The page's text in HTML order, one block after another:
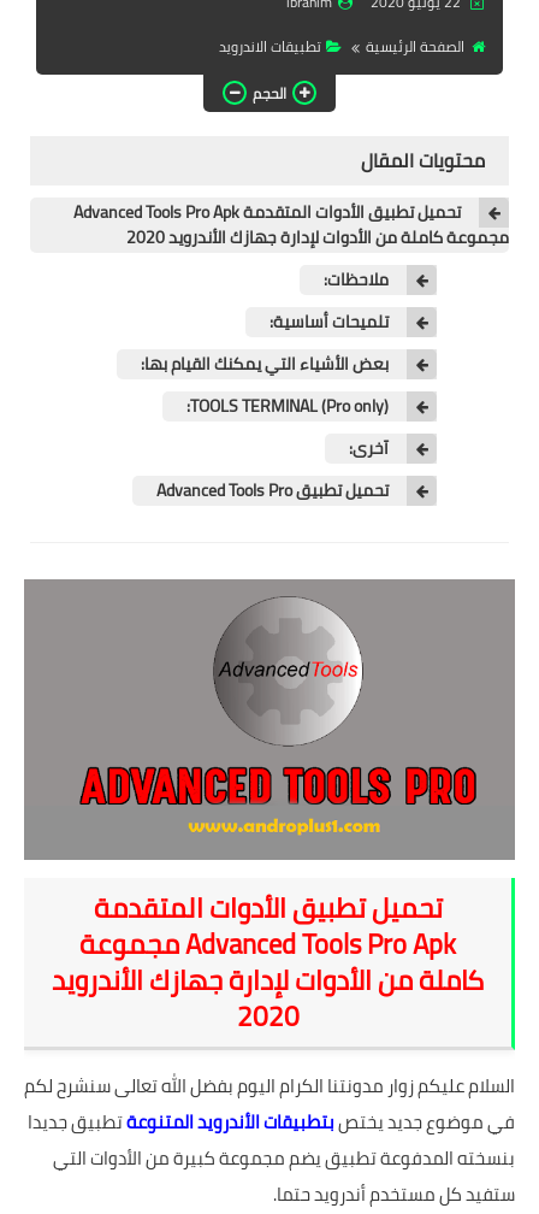
تطبيقات مشاهدة الافلام
قسم الالعاب
العاب الايفون
هواتف وموبايلات
شروحات
اخبار التقنية
معلومات ونصائح
خلفيات
الصفحة الرئيسية
تطبيقات الاندرويد
الحجم
محتويات المقال
تحميل تطبيق الأدوات المتقدمة Advanced Tools Pro Apk
مجموعة كاملة من الأدوات لإدارة جهازك الأندرويد 2020
ملاحظات:
تلميحات أساسية:
بعض الأشياء التي يمكنك القيام بها:
(TOOLS TERMINAL (Pro only:
آخرى:
تحميل تطبيق Advanced Tools Pro
تحميل تطبيق الأدوات المتقدمة
Advanced Tools Pro Apk مجموعة
كاملة من الأدوات لإدارة جهازك الأندرويد
2020
السلام عليكم زوار مدونتنا الكرام اليوم بفضل الله تعالى سنشرح لكم
في موضوع جديد يختصبتطبيقات الأندرويد المتنوعةتطبيق جديدا
بنسخته المدفوعة تطبيق يضم مجموعة كبيرة من الأدوات التي
ستفيد كل مستخدم أندرويد حتما.